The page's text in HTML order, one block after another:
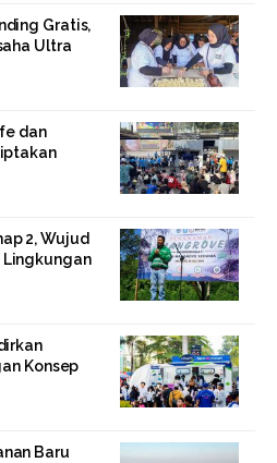
Gratis,
Ultra
dan
2, Wujud
Lingkungan
Konsep
Baru